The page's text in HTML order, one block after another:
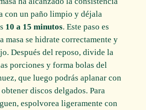
con un paño limpio y déjala
10 a 15 minutos. Este paso es
masa se hidrate correctamente y
Después del reposo, divide la
porciones y forma bolas del
que luego podrás aplanar con
discos delgados. Para
espolvorea ligeramente con